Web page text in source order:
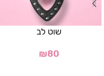
שוט לב
₪80